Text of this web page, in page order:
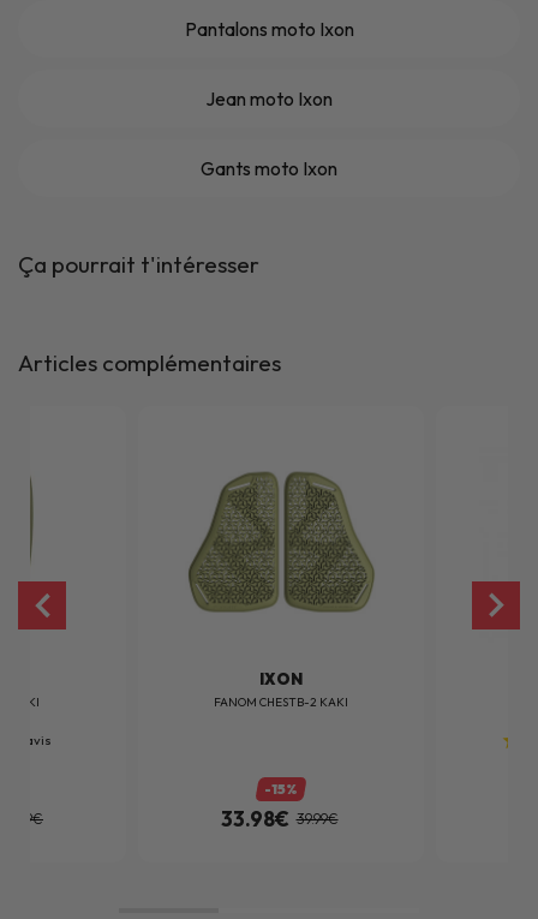
Pantalons moto Ixon
Jean moto Ixon
Gants moto Ixon
Ça pourrait t'intéresser
Articles complémentaires
KAKI
avis
IXON
FANOM CHESTB-2 KAKI
-15%
33.98€ 39.99€